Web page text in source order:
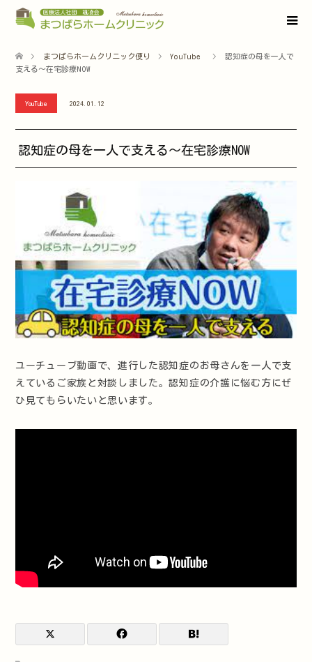
まつばらホームクリニック便り YouTube
認知症の母を一人で
支える～在宅診療NOW
YouTube 2024.01.12
認知症の母を一人で支える～在宅診療NOW
ユーチューブ動画で、進行した認知症のお母さんを一人で支
えているご家族と対談しました。認知症の介護に悩む方にぜ
ひ見てもらいたいと思います。